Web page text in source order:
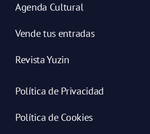
Agenda Cultural
Vende tus entradas
Revista Yuzin
Política de Privacidad
Política de Cookies